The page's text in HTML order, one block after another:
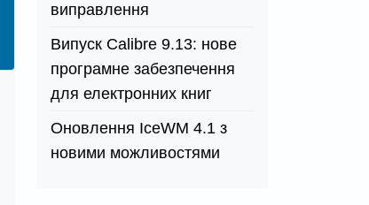
виправлення
Випуск Calibre 9.13: нове
програмне забезпечення
для електронних книг
Оновлення IceWM 4.1 з
новими можливостями